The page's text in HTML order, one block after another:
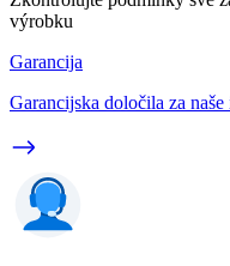
výrobku
Garancija
Garancijska določila za naše